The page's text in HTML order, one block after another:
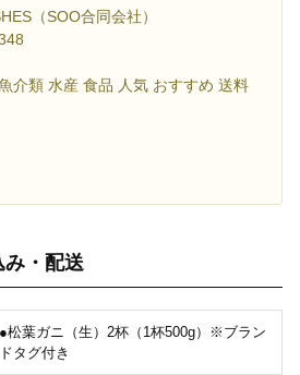
（SOO合同会社）
介類 水産 食品 人気 おすすめ 送料
み・配送
●松葉ガニ（生）2杯（1杯500g）※ブラン
ドタグ付き